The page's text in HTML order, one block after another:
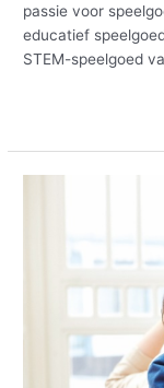
passie voor
educatief
STEM-speelgoed
Magformers
Adventure!